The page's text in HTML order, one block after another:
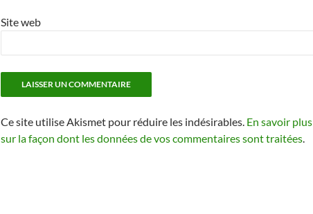
Site web
Ce site utilise Akismet pour réduire les indésirables. En savoir plus
sur la façon dont les données de vos commentaires sont traitées.